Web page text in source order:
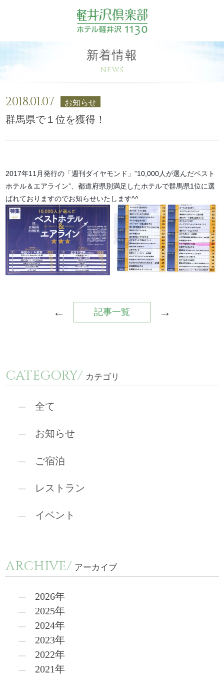
新着情報
NEWS
2018.01.07 お知らせ
群馬県で１位を獲得！
2017年11月発行の「週刊ダイヤモンド」”10,000人が選んだベスト
ホテル＆エアライン”、都道府県別満足したホテルで群馬県1位に選
ばれておりますのでお知らせいたします^^
← 記事一覧 →
CATEGORY/ カテゴリ
全て
お知らせ
ご宿泊
レストラン
イベント
ARCHIVE/ アーカイブ
2026年
2025年
2024年
2023年
2022年
2021年